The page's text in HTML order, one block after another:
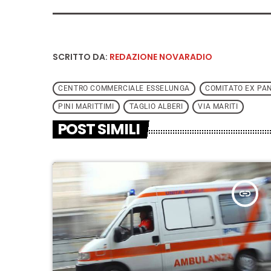
SCRITTO DA: REDAZIONE NOVARADIO
CENTRO COMMERCIALE ESSELUNGA COMITATO EX
PINI MARITTIMI TAGLIO ALBERI VIA MARITI
POST SIMILI
insert_link